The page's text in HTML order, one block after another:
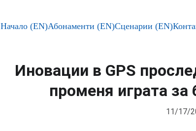
Начало (EN)Абонаменти (EN)Сценарии (EN)
Иновации в GPS
променя играта за
11/17/